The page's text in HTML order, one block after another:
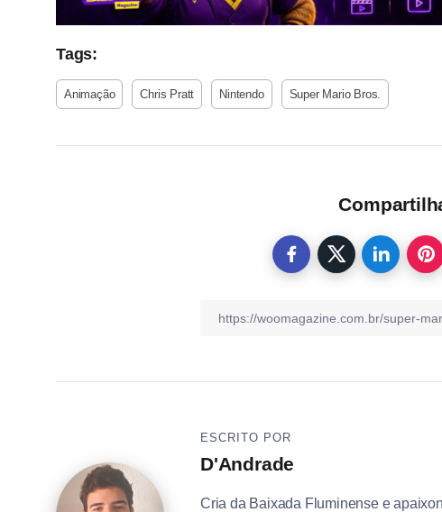
Tags:
Animação Chris Pratt Nintendo Super Mario Bros.
ESCRITO POR
D'Andrade
Cria da Baixada Fluminense e